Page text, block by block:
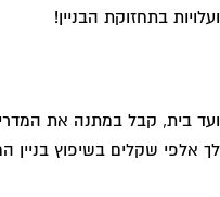
בתחזוקת הבניין!
בית, קבל במתנה את המדריך
אלפי שקלים בשיפוץ בניין